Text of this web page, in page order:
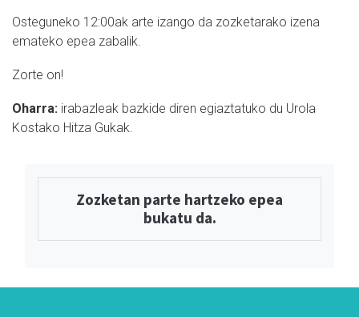
Osteguneko 12:00ak arte izango da zozketarako izena
emateko epea zabalik.
Zorte on!
Oharra: irabazleak bazkide diren egiaztatuko du Urola
Kostako Hitza Gukak.
Zozketan parte hartzeko epea
bukatu da.